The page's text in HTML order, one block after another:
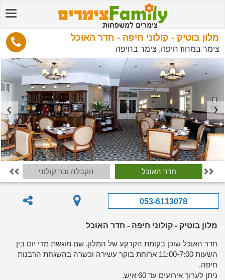
מלון בוטיק - קולוני חיפה - חדר האוכל
צימר במחוז חיפה, צימר בחיפה
חדר האוכל הקבלה ובר קולוני גג 

053-6113078
מלון בוטיק - קולוני חיפה - חדר האוכל
חדר האוכל שוכן בקומת הקרקע של המלון, שם מוגשת מדי יום בין
השעות 11:00-7:00 ארוחת בוקר עשירה וכשרה בהשגחת הרבנות
חיפה.
ניתן לערוך אירועים עד 60 איש.